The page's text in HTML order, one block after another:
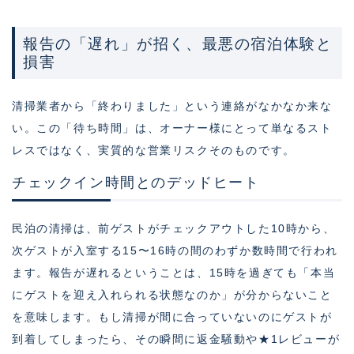
報告の「遅れ」が招く、最悪の宿泊体験と
損害
清掃業者から「終わりました」という連絡がなかなか来な
い。この「待ち時間」は、オーナー様にとって単なるスト
レスではなく、実質的な営業リスクそのものです。
チェックイン時間とのデッドヒート
民泊の清掃は、前ゲストがチェックアウトした10時から、
次ゲストが入室する15〜16時の間のわずか数時間で行われ
ます。報告が遅れるということは、15時を過ぎても「本当
にゲストを迎え入れられる状態なのか」が分からないこと
を意味します。もし清掃が間に合っていないのにゲストが
到着してしまったら、その瞬間に返金騒動や★1レビューが